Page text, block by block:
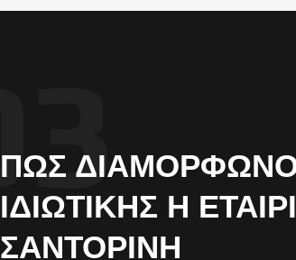
ΠΏΣ
ΙΔΙΩΤΙΚΉΣ Η
ΣΑΝΤΟΡΊΝΗ